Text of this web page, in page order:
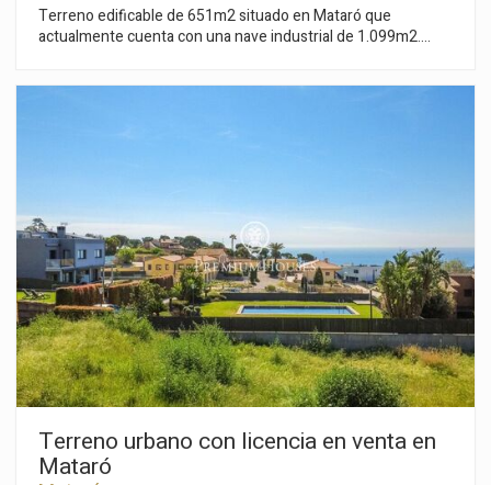
Terreno edificable de 651m2 situado en Mataró que
actualmente cuenta con una nave industrial de 1.099m2.
vivienda Edificación auxiliar: Ocupación máxima: 5 % 1,00
unidad
Terreno urbano con licencia en venta en
Mataró